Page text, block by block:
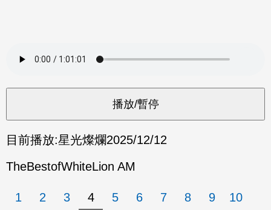
目前播放:星光燦爛2025/12/12
TheBestofWhiteLion AM
1 2 3 4 5 6 7 8 9
10